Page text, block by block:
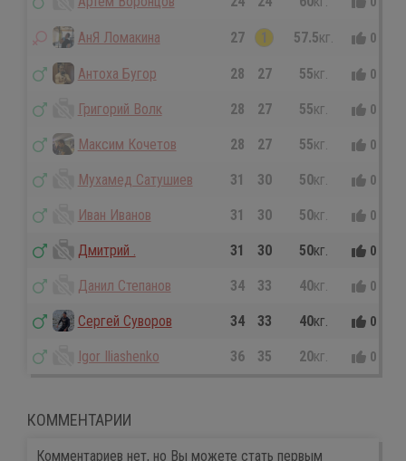
АнЯ Ломакина 27 1 57.5кг. 0
Антоха Бугор 28 27 55кг. 0
Григорий Волк 28 27 55кг. 0
Максим Кочетов 28 27 55кг. 0
Мухамед Сатушиев 31 30 50кг. 0
Иван Иванов 31 30 50кг. 0
Дмитрий . 31 30 50кг. 0
Данил Степанов 34 33 40кг. 0
Сергей Суворов 34 33 40кг. 0
Igor Iliashenko 36 35 20кг. 0
КОММЕНТАРИИ
Комментариев нет, но Вы можете стать первым